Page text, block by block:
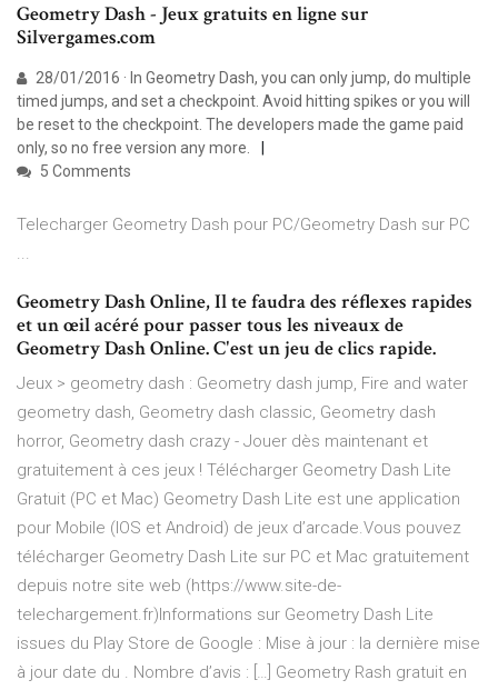
Geometry Dash - Jeux gratuits en ligne sur
Silvergames.com
28/01/2016 · In Geometry Dash, you can only jump, do multiple
timed jumps, and set a checkpoint. Avoid hitting spikes or you will
be reset to the checkpoint. The developers made the game paid
only, so no free version any more.
5 Comments
Telecharger Geometry Dash pour PC/Geometry Dash sur PC
...
Geometry Dash Online, Il te faudra des réflexes rapides
et un œil acéré pour passer tous les niveaux de
Geometry Dash Online. C'est un jeu de clics rapide.
Jeux > geometry dash : Geometry dash jump, Fire and water
geometry dash, Geometry dash classic, Geometry dash
horror, Geometry dash crazy - Jouer dès maintenant et
gratuitement à ces jeux ! Télécharger Geometry Dash Lite
Gratuit (PC et Mac) Geometry Dash Lite est une application
pour Mobile (IOS et Android) de jeux d’arcade.Vous pouvez
télécharger Geometry Dash Lite sur PC et Mac gratuitement
depuis notre site web (https://www.site-de-
telechargement.fr)Informations sur Geometry Dash Lite
issues du Play Store de Google : Mise à jour : la dernière mise
à jour date du . Nombre d’avis : […] Geometry Rash gratuit en